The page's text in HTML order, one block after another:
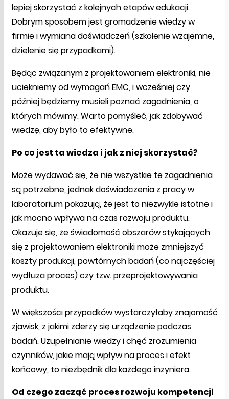
lepiej skorzystać z kolejnych etapów edukacji.
Dobrym sposobem jest gromadzenie wiedzy w
firmie i wymiana doświadczeń (szkolenie wzajemne,
dzielenie się przypadkami).
Będąc związanym z projektowaniem elektroniki, nie
uciekniemy od wymagań EMC, i wcześniej czy
później będziemy musieli poznać zagadnienia, o
których mówimy. Warto pomyśleć, jak zdobywać
wiedzę, aby było to efektywne.
Po co jest ta wiedza i jak z niej skorzystać?
Może wydawać się, że nie wszystkie te zagadnienia
są potrzebne, jednak doświadczenia z pracy w
laboratorium pokazują, że jest to niezwykle istotne i
jak mocno wpływa na czas rozwoju produktu.
Okazuje się, że świadomość obszarów stykających
się z projektowaniem elektroniki może zmniejszyć
koszty produkcji, powtórnych badań (co najczęściej
wydłuża proces) czy tzw. przeprojektowywania
produktu.
W większości przypadków wystarczyłaby znajomość
zjawisk, z jakimi zderzy się urządzenie podczas
badań. Uzupełnianie wiedzy i chęć zrozumienia
czynników, jakie mają wpływ na proces i efekt
końcowy, to niezbędnik dla każdego inżyniera.
Od czego zacząć proces rozwoju kompetencji